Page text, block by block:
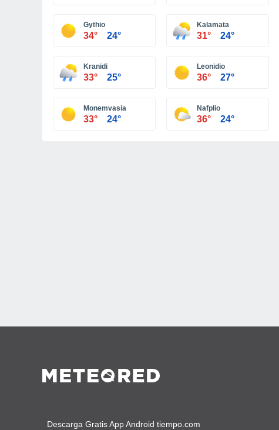
Gythio
34° 24°
Kalamata
31° 24°
Kranidi
33° 25°
Leonidio
36° 27°
Monemvasia
33° 24°
Nafplio
36° 24°
Descarga Gratis App Android tiempo.com